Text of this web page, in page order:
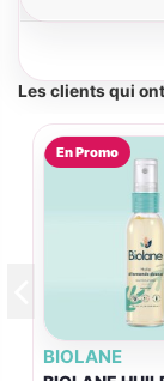
Les clients qui
En Promo
BIOLANE